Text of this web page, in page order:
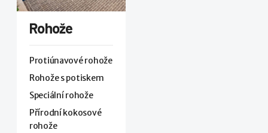
Rohože
Protiúnavové rohože
Rohože s potiskem
Speciální rohože
Přírodní kokosové
rohože